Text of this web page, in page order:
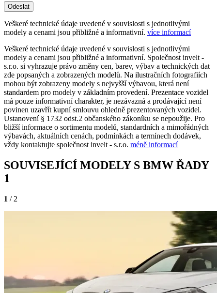
Odeslat
Veškeré technické údaje uvedené v souvislosti s jednotlivými
modely a cenami jsou přibližné a informativní. více informací
Veškeré technické údaje uvedené v souvislosti s jednotlivými
modely a cenami jsou přibližné a informativní. Společnost invelt -
s.r.o. si vyhrazuje právo změny cen, barev, výbav a technických dat
zde popsaných a zobrazených modelů. Na ilustračních fotografiích
mohou být zobrazeny modely s nejvyšší výbavou, která není
standardem pro modely v základním provedení. Prezentace vozidel
má pouze informativní charakter, je nezávazná a prodávající není
povinen uzavřít kupní smlouvu ohledně prezentovaných vozidel.
Ustanovení § 1732 odst.2 občanského zákoníku se nepoužije. Pro
bližší informace o sortimentu modelů, standardních a mimořádných
výbavách, aktuálních cenách, podmínkách a termínech dodávek,
vždy kontaktujte společnost invelt - s.r.o. méně informací
SOUVISEJÍCÍ MODELY S BMW ŘADY
1
1 / 2